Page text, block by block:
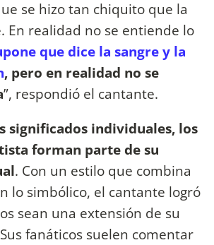
se hizo tan chiquito que la
En realidad no se entiende lo
que dice la sangre y la
, pero en realidad no se
”, respondió el cantante.
significados individuales, los
forman parte de su
. Con un estilo que combina
lo simbólico, el cantante logró
sean una extensión de su
fanáticos suelen comentar